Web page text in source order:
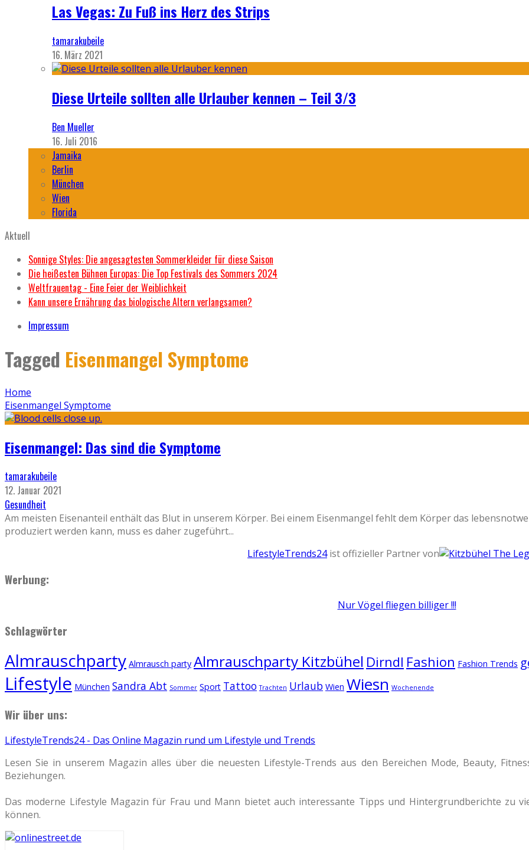
Las Vegas: Zu Fuß ins Herz des Strips
tamarakubeile
16. März 2021
Diese Urteile sollten alle Urlauber kennen – Teil 3/3
Ben Mueller
16. Juli 2016
Jamaika
Berlin
München
Wien
Florida
Aktuell
Sonnige Styles: Die angesagtesten Sommerkleider für diese Saison
Die heißesten Bühnen Europas: Die Top Festivals des Sommers 2024
Weltfrauentag - Eine Feier der Weiblichkeit
Kann unsere Ernährung das biologische Altern verlangsamen?
Impressum
Tagged Eisenmangel Symptome
Home
Eisenmangel Symptome
Eisenmangel: Das sind die Symptome
tamarakubeile
12. Januar 2021
Gesundheit
Am meisten Eisenanteil enthält das Blut in unserem Körper. Bei einem Eisenmangel fehlt dem Körper das
produziert werden kann, muss es daher zugeführt...
LifestyleTrends24ist offizieller Partner von
Werbung:
Nur Vögel fliegen billiger !!!
Schlagwörter
Almrauschparty Almrausch party Almrauschparty Kitzbühel Dirndl Fashion Fashion Trends
Lifestyle München Sandra Abt Sommer Sport Tattoo Trachten Urlaub Wien Wiesn Wochenende
Wir über uns:
LifestyleTrends24 - Das Online Magazin rund um Lifestyle und Trends
Lesen Sie in unserem Magazin alles über die neuesten Lifestyle-Trends aus den Bereichen Mode, Beauty,
Beziehungen.
Das moderne Lifestyle Magazin für Frau und Mann bietet auch interessante Tipps und Hintergrundberichte zu
können.